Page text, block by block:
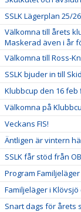
SSLK Lägerplan 25/26
Välkomna till årets
Maskerad även i år
Välkomna till Ross-
SSLK bjuder in till
Klubbcup den 16 feb
Välkomna på
Veckans FIS!
Äntligen är vintern
SSLK får stöd från
Program
Familjeläger i
Snart dags för årets